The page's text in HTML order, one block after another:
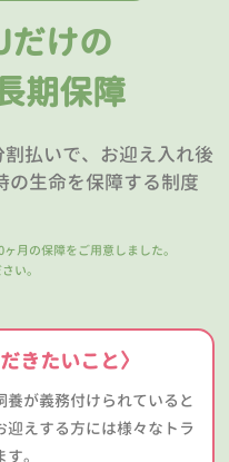
だけの
期保障
払いで、お迎え入れ後
の生命を保障する制度
ヶ月の保障をご用意しました。
い。
きたいこと〉
が義務付けられていると
えする方には様々なトラ
。